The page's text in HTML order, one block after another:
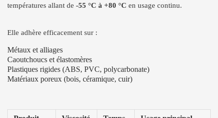
températures allant de -55 °C à +80 °C en usage continu.
Elle adhère efficacement sur :
Métaux et alliages
Caoutchoucs et élastomères
Plastiques rigides (ABS, PVC, polycarbonate)
Matériaux poreux (bois, céramique, cuir)